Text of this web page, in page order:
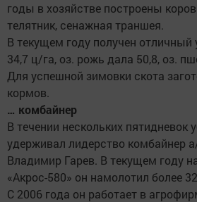
годы в хозяйстве построены
телятник, сенажная траншея.
В текущем году получен отличный
34,7 ц/га, оз. рожь дала 50,8, оз.
Для успешной зимовки скота
кормов.
… комбайнер
В течении нескольких пятидневок
удерживал лидерство комбайнер
Владимир Гарев. В текущем году
«Акрос-580» он намолотил более
С 2006 года он работает в